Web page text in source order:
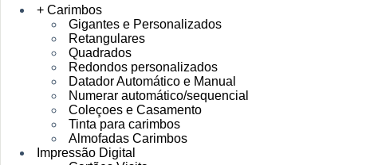
+ Carimbos
Gigantes e Personalizados
Retangulares
Quadrados
Redondos personalizados
Datador Automático e Manual
Numerar automático/sequencial
Coleçoes e Casamento
Tinta para carimbos
Almofadas Carimbos
Impressão Digital